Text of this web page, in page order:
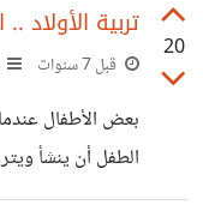
والعصبية والجسدية
تصل بصاحبها الى
يحيل الحياة
دائم بالتوتر ،
20
تربية
قبل 7 سنوات
بعض الأطفال
الطفل أن ينشأ
لو كان أباه أصلاً